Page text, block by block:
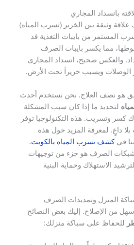
بانسداد المجاري
وثيقة بين الخرير (تسرب المياه)
المستمر من بايبات التغذية قد
مما يكسر بايبات الصرف
والعكس صحيح، انسداد المجاري
ويسبب خريراً تحت الأرض.
هو نصف العلاج. نحن نستخدم أحدث
لتحديد ما إذا كان سبب المشكلة
كسر وتسريب. هذه التكنولوجيا توفر
داعٍ. لمعرفة المزيد حول هذه
فيكشف تسرب المياه بالكويت.
الصرف هو جزء من توجيهات
الاستهلاك وحماية البنية
المنزل وتمديدات الصرف
من الإصلاح. إليك بعض النصائح
للحفاظ على سباكة منزلك: